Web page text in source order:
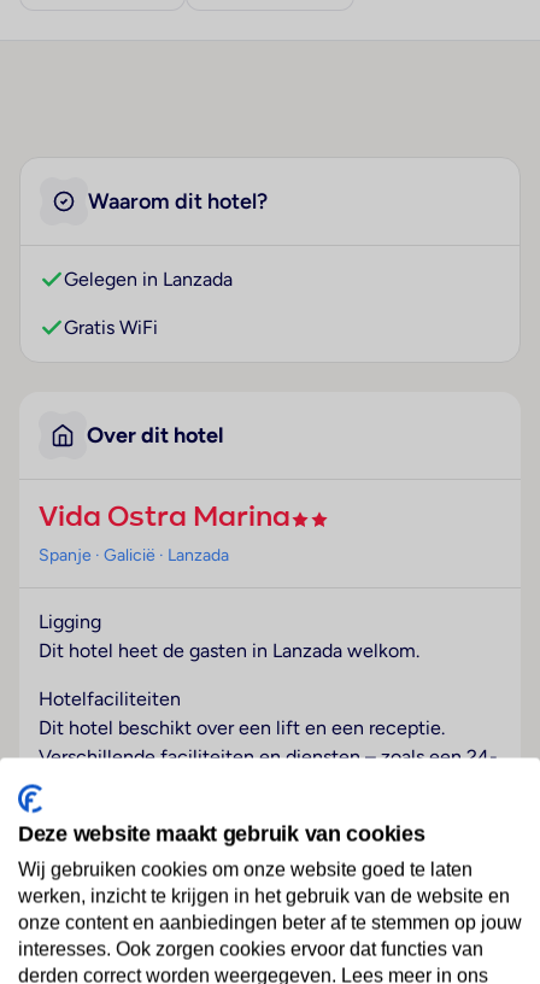
Waarom dit hotel?
Gelegen in Lanzada
Gratis WiFi
Over dit hotel
Vida Ostra Marina
Spanje · Galicië · Lanzada
Ligging
Dit hotel heet de gasten in Lanzada welkom.
Hotelfaciliteiten
Dit hotel beschikt over een lift en een receptie.
Verschillende faciliteiten en diensten – zoals een 24-
uurs beveiligingsdienst, een medische dienst en een
rookmelder – behoren tot de aangeboden
voorzieningen. In het verblijf is Wi-Fi verkrijgbaar. De
tourdesk biedt ondersteuning bij het boeken van
excursies. De gasten die met de auto komen, kunnen
in een garage (kosteloos) of op de parkeerplaats
parkeren.
Lees meer
Deze website maakt gebruik van cookies
Wij gebruiken cookies om onze website goed te laten
werken, inzicht te krijgen in het gebruik van de website en
onze content en aanbiedingen beter af te stemmen op jouw
interesses. Ook zorgen cookies ervoor dat functies van
derden correct worden weergegeven. Lees meer in ons